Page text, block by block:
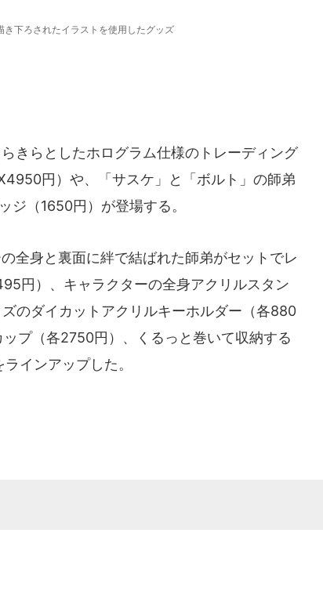
下ろされたイラストを使用したグッズ
きらとしたホログラム仕様のトレーディング
円）や、「サスケ」と「ボルト」の師弟
ジ（1650円）が登場する。
全身と裏面に絆で結ばれた師弟がセットでレ
円）、キャラクターの全身アクリルスタン
のダイカットアクリルキーホルダー（各880
プ（各2750円）、くるっと巻いて収納する
インアップした。